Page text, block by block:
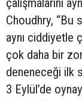
çalışmalarını
Choudhry, “Bu
aynı ciddiyetle
çok daha bir
deneneceği ilk
3 Eylül’de